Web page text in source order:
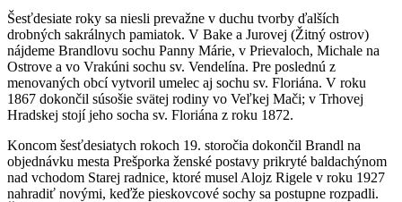
Šesťdesiate roky sa niesli prevažne v duchu tvorby ďalších
drobných sakrálnych pamiatok. V Bake a Jurovej (Žitný ostrov)
nájdeme Brandlovu sochu Panny Márie, v Prievaloch, Michale na
Ostrove a vo Vrakúni sochu sv. Vendelína. Pre poslednú z
menovaných obcí vytvoril umelec aj sochu sv. Floriána. V roku
1867 dokončil súsošie svätej rodiny vo Veľkej Mači; v Trhovej
Hradskej stojí jeho socha sv. Floriána z roku 1872.
Koncom šesťdesiatych rokoch 19. storočia dokončil Brandl na
objednávku mesta Prešporka ženské postavy prikryté baldachýnom
nad vchodom Starej radnice, ktoré musel Alojz Rigele v roku 1927
nahradiť novými, keďže pieskovcové sochy sa postupne rozpadli.